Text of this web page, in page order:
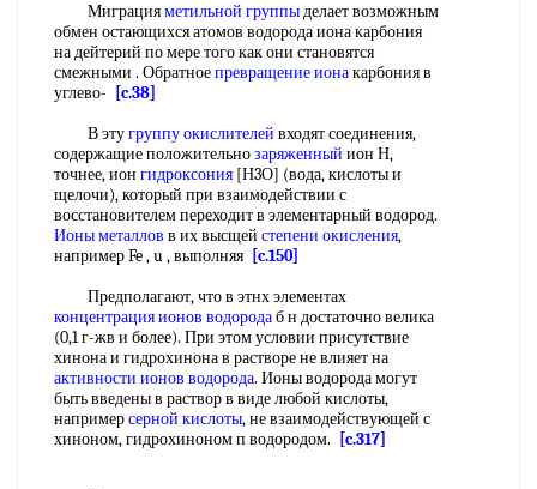
Миграцияметильной группыделает возможным
обмен остающихся атомов водорода иона карбония
на дейтерий по мере того как они становятся
смежными . Обратноепревращение ионакарбония в
углево-
[c.38]
В этугруппу окислителей входят соединения,
содержащие положительнозаряженный ион Н,
точнее, ион гидроксония [Н3О] (вода, кислоты и
щелочи), который при взаимодействии с
восстановителем переходит в элементарный водород.
Ионы металлов в их высщей степени окисления,
например Fe , u , выполняя [c.150]
Предполагают, что в этнх элементах
концентрация ионов водородаб н достаточно велика
(0,1 г-жв и более). При этом условии присутствие
хинона и гидрохинона в растворе не влияет на
активности ионов водорода. Ионы водорода могут
быть введены в раствор в виде любой кислоты,
напримерсерной кислоты, не взаимодействующей с
хиноном, гидрохиноном п водородом.
[c.317]